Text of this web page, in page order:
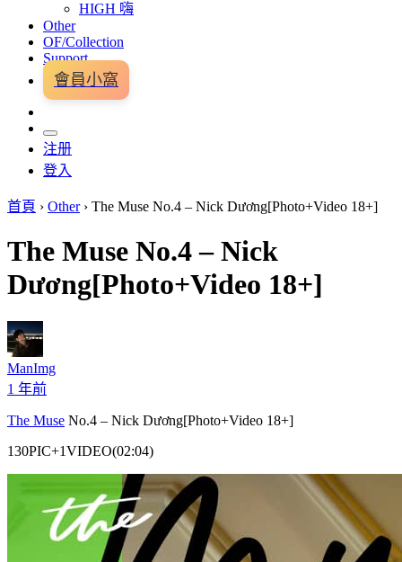
HIGH 嗨
Other
OF/Collection
Support
會員小窩
注册
登入
首頁 › Other › The Muse No.4 – Nick Dương[Photo+Video 18+]
The Muse No.4 – Nick
Dương[Photo+Video 18+]
ManImg
1 年前
The Muse No.4 – Nick Dương[Photo+Video 18+]
130PIC+1VIDEO(02:04)